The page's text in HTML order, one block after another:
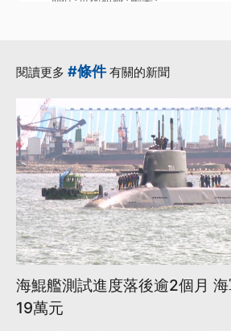
·更多...
閱讀更多 #條件有關的新聞
海鯤艦測試進度落後逾2個月
19萬元